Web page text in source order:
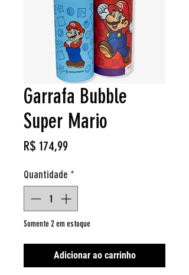
Garrafa Bubble
Super Mario
R$ 174,99Preço
Quantidade *
Somente 2 em estoque
Adicionar ao carrinho